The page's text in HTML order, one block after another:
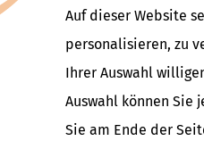
Auf dieser Website
personalisieren, zu
Ihrer Auswahl
Auswahl können
Sie am Ende der
Einkünfte und zu
oder gewerblich?
Einkünften haben